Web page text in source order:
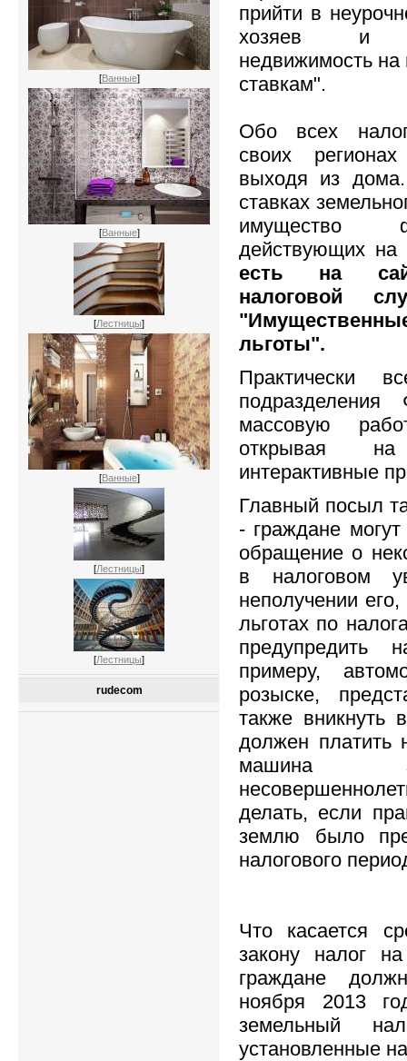
[Ванные]
[Ванные]
[Лестницы]
[Ванные]
[Лестницы]
[Лестницы]
rudecom
прийти в
хозяев и
недвижимость
ставкам".
Обо всех
своих
выходя из
ставках
имущество
действующих на
есть на
налоговой
льготы".
Практически
массовую
открывая
интерактивные
Главный посыл
- граждане
обращение о
в налоговом
неполучении
льготах по
предупредить
примеру,
розыске,
также вникнуть
должен платить
машина
делать, если
землю было
налогового
Что касается
закону налог
граждане
ноября 2013
земельный
установленные